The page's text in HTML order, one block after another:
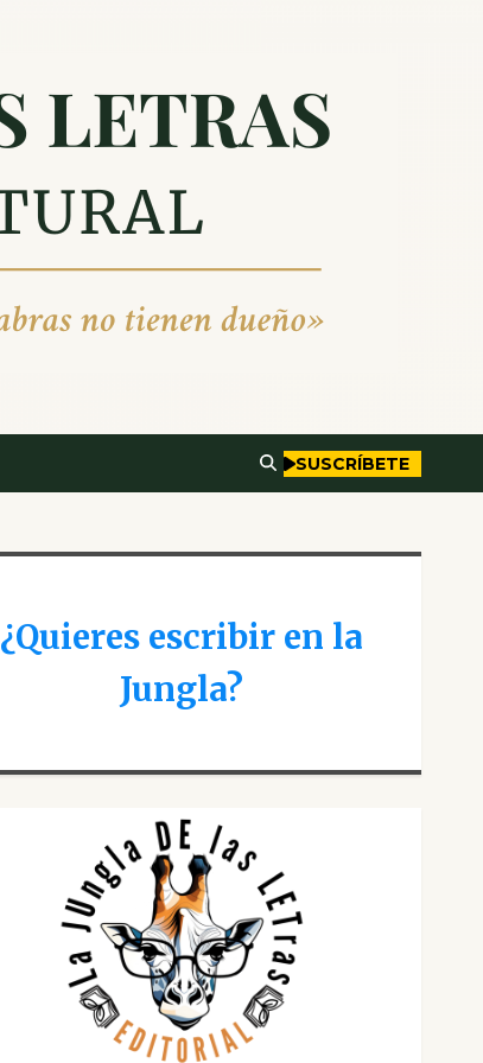
SUSCRÍBETE
¿Quieres escribir en la
Jungla?